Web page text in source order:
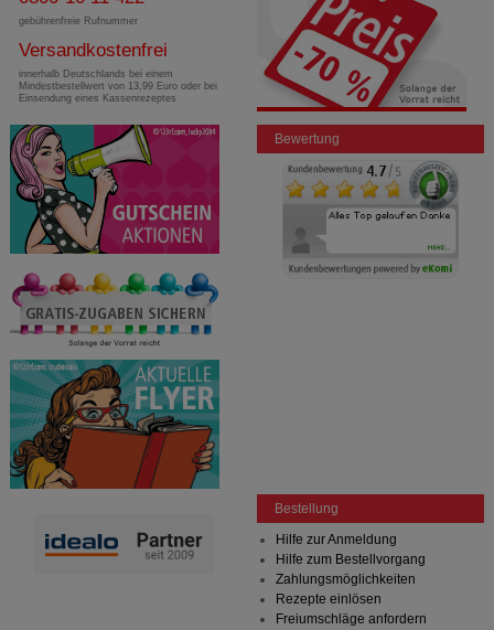
gebührenfreie Rufnummer
Versandkostenfrei
innerhalb Deutschlands bei einem
Mindestbestellwert von 13,99 Euro oder bei
Einsendung eines Kassenrezeptes
Bewertung
Bestellung
Hilfe zur Anmeldung
Hilfe zum Bestellvorgang
Zahlungsmöglichkeiten
Rezepte einlösen
Freiumschläge anfordern